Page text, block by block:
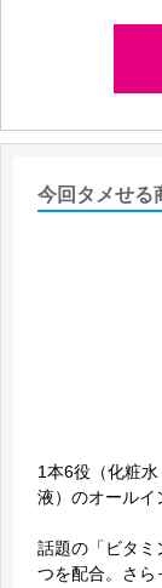
今回タメせる
1本6役（化粧
液）のオールイ
話題の「ビタミ
つを配合。さら